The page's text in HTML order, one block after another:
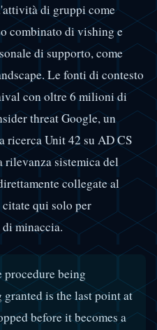
di gruppi come
combinato di vishing e
di supporto, come
Le fonti di contesto
con oltre 6 milioni di
threat Google, un
ricerca Unit 42 su AD CS
sistemica del
collegate al
qui solo per
di minaccia.
procedure being
granted is the last point at
before it becomes a